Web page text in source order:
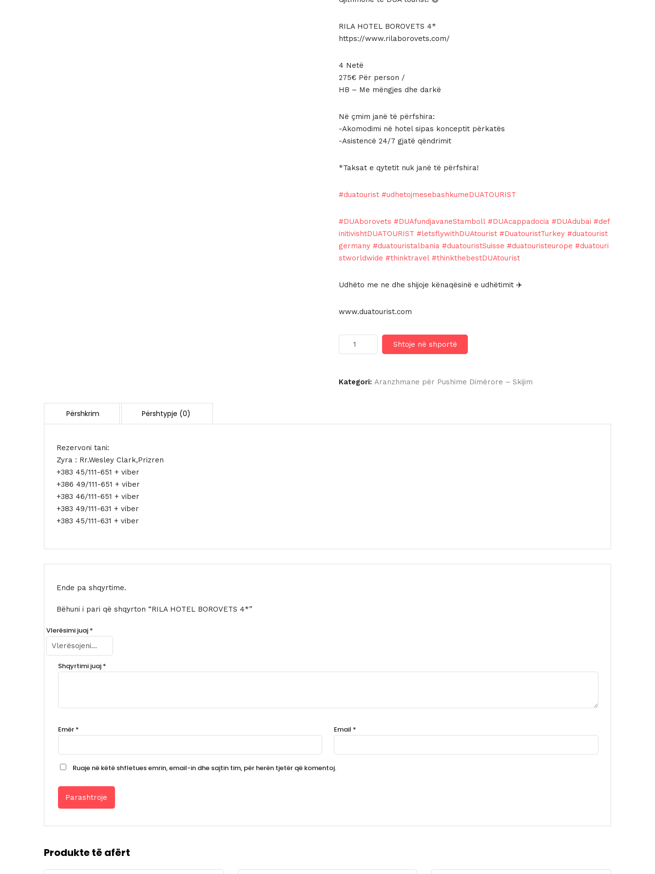
425 €.është:
275 €.
RILA HOTEL BOROVETS 4*
https://www.rilaborovets.com/
4 Netë
275€ Për person /
HB – Me mëngjes dhe darkë
Në çmim janë të përfshira:
-Akomodimi në hotel sipas konceptit përkatës
-Asistencë 24/7 gjatë qëndrimit
*Taksat e qytetit nuk janë të përfshira!
#duatourist #udhetojmesebashkumeDUATOURIST
#DUAborovets #DUAfundjavaneStamboll #DUAcappadocia #DUAdubai #def
initivishtDUATOURIST #letsflywithDUAtourist #DuatouristTurkey #duatourist
germany #duatouristalbania #duatouristSuisse #duatouristeurope #duatouri
stworldwide #thinktravel #thinkthebestDUAtourist
Udhëto me ne dhe shijoje kënaqësinë e udhëtimit ✈️
www.duatourist.com
Sasi
4*
Shtoje në shportë
Kategori:Aranzhmane për Pushime Dimërore – Skijim
Rezervoni tani:
Zyra : Rr.Wesley Clark,Prizren
+383 45/111-651 + viber
+386 49/111-651 + viber
+383 46/111-651 + viber
+383 49/111-631 + viber
+383 45/111-631 + viber
Ende pa shqyrtime.
Bëhuni i pari që shqyrton “RILA HOTEL BOROVETS 4*”
Vlerësimi juaj *
Shqyrtimi juaj *
Emër * Email *
Ruaje në këtë shfletues emrin, email-in dhe sajtin tim, për herën tjetër që komentoj.
Produkte të afërt